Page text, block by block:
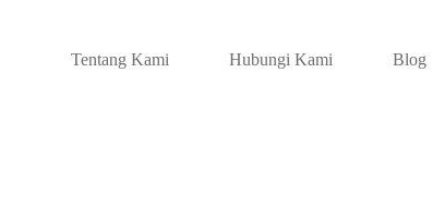
Tentang Kami Hubungi Kami Blog